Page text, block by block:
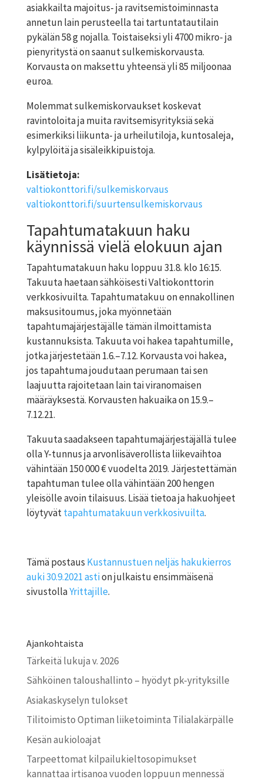
asiakkailta majoitus- ja ravitsemistoiminnasta
annetun lain perusteella tai tartuntatautilain
pykälän 58 g nojalla. Toistaiseksi yli 4700 mikro- ja
pienyritystä on saanut sulkemiskorvausta.
Korvausta on maksettu yhteensä yli 85 miljoonaa
euroa.
Molemmat sulkemiskorvaukset koskevat
ravintoloita ja muita ravitsemisyrityksiä sekä
esimerkiksi liikunta- ja urheilutiloja, kuntosaleja,
kylpylöitä ja sisäleikkipuistoja.
Lisätietoja:
valtiokonttori.fi/sulkemiskorvaus
valtiokonttori.fi/suurtensulkemiskorvaus
Tapahtumatakuun haku
käynnissä vielä elokuun ajan
Tapahtumatakuun haku loppuu 31.8. klo 16:15.
Takuuta haetaan sähköisesti Valtiokonttorin
verkkosivuilta. Tapahtumatakuu on ennakollinen
maksusitoumus, joka myönnetään
tapahtumajärjestäjälle tämän ilmoittamista
kustannuksista. Takuuta voi hakea tapahtumille,
jotka järjestetään 1.6.–7.12. Korvausta voi hakea,
jos tapahtuma joudutaan perumaan tai sen
laajuutta rajoitetaan lain tai viranomaisen
määräyksestä. Korvausten hakuaika on 15.9.–
7.12.21.
Takuuta saadakseen tapahtumajärjestäjällä tulee
olla Y-tunnus ja arvonlisäverollista liikevaihtoa
vähintään 150 000 € vuodelta 2019. Järjestettämän
tapahtuman tulee olla vähintään 200 hengen
yleisölle avoin tilaisuus. Lisää tietoa ja hakuohjeet
löytyvättapahtumatakuun verkkosivuilta.
Tämä postaus Kustannustuen neljäs hakukierros
auki 30.9.2021 astion julkaistu ensimmäisenä
sivustollaYrittajille.
Ajankohtaista
Tärkeitä lukuja v. 2026
Sähköinen taloushallinto – hyödyt pk-yrityksille
Asiakaskyselyn tulokset
Tilitoimisto Optiman liiketoiminta Tilialakärpälle
Kesän aukioloajat
Tarpeettomat kilpailu­kielto­sopimukset
kannattaa irtisanoa vuoden loppuun mennessä